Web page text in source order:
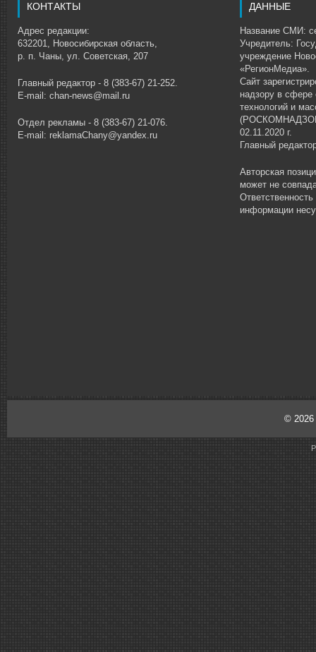
КОНТАКТЫ
Адрес редакции:
632201, Новосибирская область,
р. п. Чаны, ул. Советская, 207
Главный редактор - 8 (383-67) 21-252.
E-mail: chan-news@mail.ru
Отдел рекламы - 8 (383-67) 21-076.
E-mail: reklamaChany@yandex.ru
ДАННЫЕ
Название СМИ:
Учредитель:
учреждение
«РегионМедиа».
Сайт
надзору в
технологий и
02.11.2020 г.
Главный
Авторская
может не
информации
© 2026